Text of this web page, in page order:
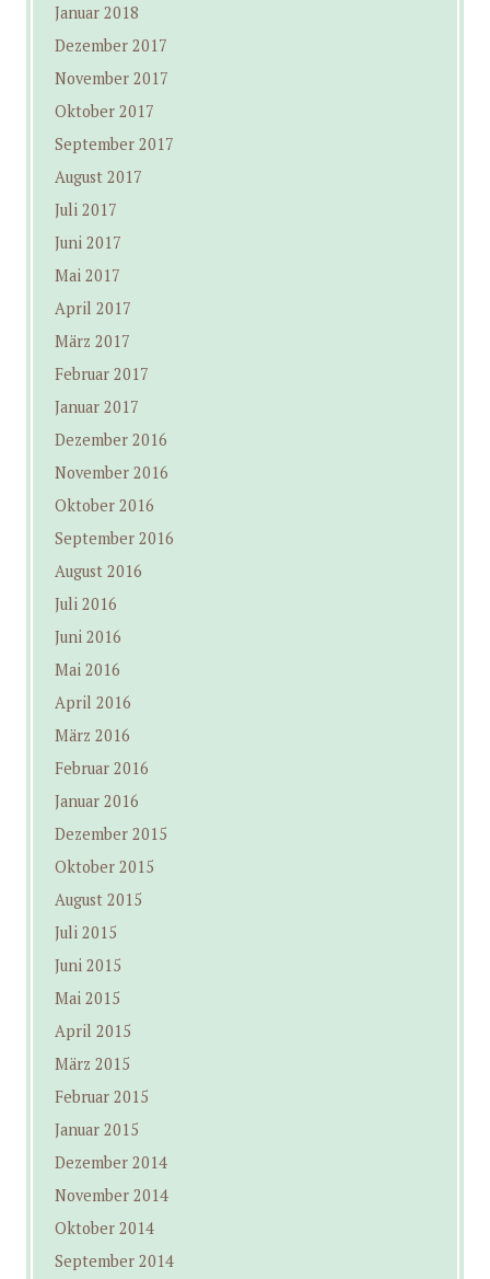
Januar 2018
Dezember 2017
November 2017
Oktober 2017
September 2017
August 2017
Juli 2017
Juni 2017
Mai 2017
April 2017
März 2017
Februar 2017
Januar 2017
Dezember 2016
November 2016
Oktober 2016
September 2016
August 2016
Juli 2016
Juni 2016
Mai 2016
April 2016
März 2016
Februar 2016
Januar 2016
Dezember 2015
Oktober 2015
August 2015
Juli 2015
Juni 2015
Mai 2015
April 2015
März 2015
Februar 2015
Januar 2015
Dezember 2014
November 2014
Oktober 2014
September 2014